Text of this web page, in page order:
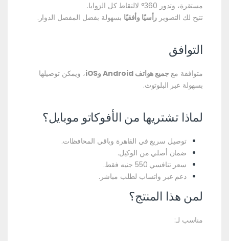
مستقرة، وتدور 360° لالتقاط كل الزوايا.
تتيح لك التصوير رأسيًا وأفقيًا بسهولة بفضل المفصل الدوار.
التوافق
متوافقة مع جميع هواتف Android وiOS
، ويمكن توصيلها
بسهولة عبر البلوتوث.
لماذا تشتريها من الأفوكاتو موبايل؟
توصيل سريع في القاهرة وباقي المحافظات.
ضمان أصلي من الوكيل.
سعر تنافسي 550 جنيه فقط.
دعم عبر واتساب لطلب مباشر.
لمن هذا المنتج؟
مناسب لـ: